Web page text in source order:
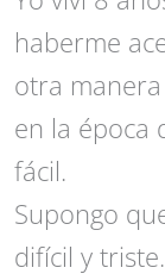
haberme
otra
en la época
fácil.
Supongo
difícil y triste.